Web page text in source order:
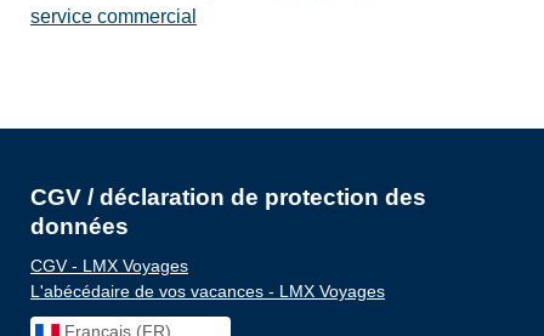
service commercial
CGV / déclaration de protection des
données
CGV - LMX Voyages
L'abécédaire de vos vacances - LMX Voyages
Français (FR)